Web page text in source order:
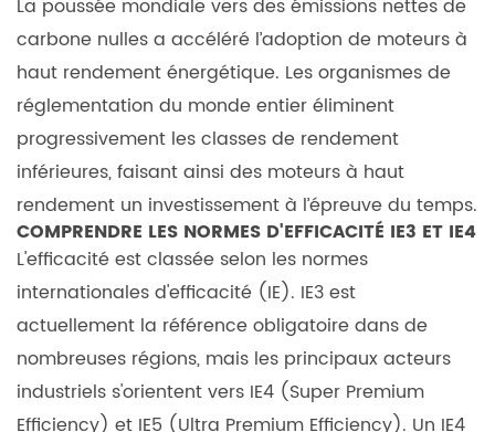
moteur
à
induction
standard
avec
un
variateur
de
fréquence ?
7.2
2.
Quels
sont
les
La poussée mondiale vers des émissions nettes de
carbone nulles a accéléré l’adoption de moteurs à
haut rendement énergétique. Les organismes de
réglementation du monde entier éliminent
progressivement les classes de rendement
inférieures, faisant ainsi des moteurs à haut
rendement un investissement à l’épreuve du temps.
COMPRENDRE LES NORMES D'EFFICACITÉ IE3 ET IE4
L'efficacité est classée selon les normes
internationales d'efficacité (IE). IE3 est
actuellement la référence obligatoire dans de
nombreuses régions, mais les principaux acteurs
industriels s'orientent vers IE4 (Super Premium
Efficiency) et IE5 (Ultra Premium Efficiency). Un IE4